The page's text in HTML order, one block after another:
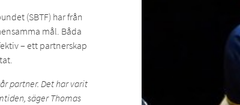
(SBTF) har från
mål. Båda
– ett partnerskap
partner. Det har varit
säger Thomas